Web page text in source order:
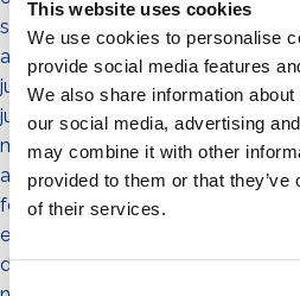
This website uses cookies
We use cookies to personalise
provide social media features
We also share information
our social media, advertising
may combine it with other
provided to them or that
of their services.
septiembre 2021
agosto 2021
julio 2021
junio 2021
mayo 2021
abril 2021
febrero 2021
enero 2021
diciembre 2020